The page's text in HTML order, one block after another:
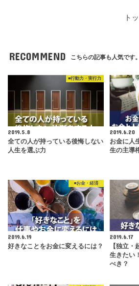
ト
RECOMMEND こちらの記事も人気です。
■行動力・実行力
2019.5.8
全ての人が持っている後悔しない
人生を選ぶ力
2019.6.20
お金に人
生の主導
■お金・経済
2019.6.19
好きなことをお金に変えるには？
2019.6.17
【独立・
生きたい
べき？